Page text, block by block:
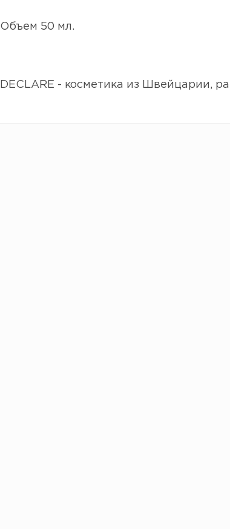
Объем 50 мл.
DECLARE - косметика из Швейцарии,